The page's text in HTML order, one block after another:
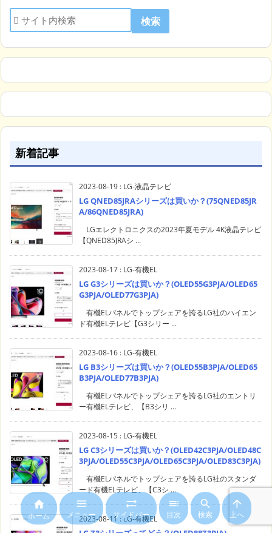
新着記事
2023-08-19 : LG-液晶テレビ
LG QNED85JRAシリーズは買いか？(75QNED85JR
A/86QNED85JRA)
LGエレクトロニクスの2023年夏モデル 4K液晶テレビ
【QNED85JRAシ ...
2023-08-17 : LG-有機EL
LG G3シリーズは買いか？(OLED55G3PJA/OLED65
G3PJA/OLED77G3PJA)
有機ELパネルでトップシェアを誇るLG社のハイエン
ド有機ELテレビ【G3シリー ...
2023-08-16 : LG-有機EL
LG B3シリーズは買いか？(OLED55B3PJA/OLED65
B3PJA/OLED77B3PJA)
有機ELパネルでトップシェアを誇るLG社のエントリ
ー有機ELテレビ、【B3シリ ...
2023-08-15 : LG-有機EL
LG C3シリーズは買いか？(OLED42C3PJA/OLED48C
3PJA/OLED55C3PJA/OLED65C3PJA/OLED83C3PJA)
有機ELパネルでトップシェアを誇るLG社のスタンダ
ード有機ELテレビ、【C3シ ...
2023-08-11:LG-有機EL

ホーム

メニュー

サイドバー

目次

検索

上へ